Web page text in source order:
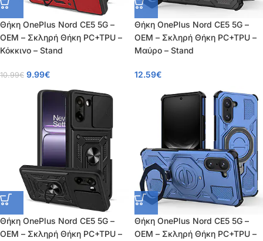
Θήκη OnePlus Nord CE5 5G –
OEM – Σκληρή Θήκη PC+TPU –
Κόκκινο – Stand
10.99€ 9.99€
Θήκη OnePlus Nord CE5 5G –
OEM – Σκληρή Θήκη PC+TPU –
Μαύρο – Stand
12.59€
Θήκη OnePlus Nord CE5 5G –
OEM – Σκληρή Θήκη PC+TPU –
Θήκη OnePlus Nord CE5 5G –
OEM – Σκληρή Θήκη PC+TPU –